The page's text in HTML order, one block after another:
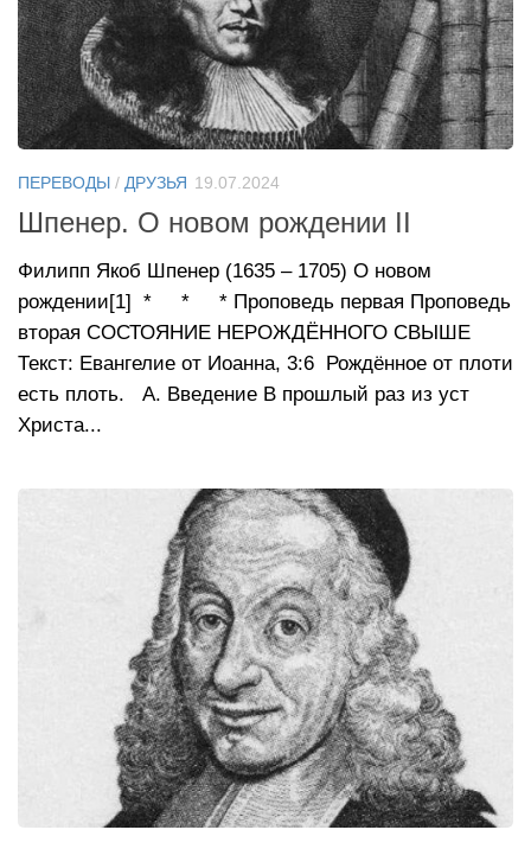
ПЕРЕВОДЫ / ДРУЗЬЯ 19.07.2024
Шпенер. О новом рождении II
Филипп Якоб Шпенер (1635 – 1705) О новом
рождении[1] * * * Проповедь первая Проповедь
вторая СОСТОЯНИЕ НЕРОЖДЁННОГО СВЫШЕ
Текст: Евангелие от Иоанна, 3:6 Рождённое от плоти
есть плоть. А. Введение В прошлый раз из уст
Христа...